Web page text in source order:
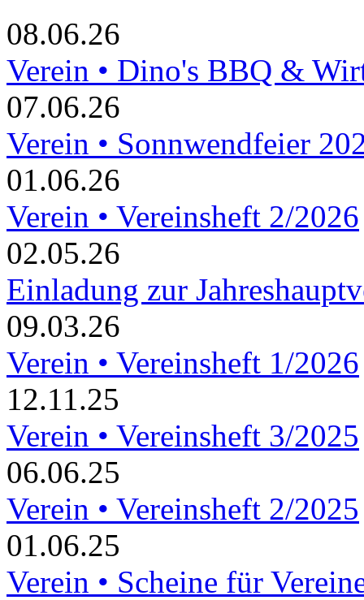
08.06.26
Verein • Dino's BBQ &
07.06.26
Verein • Sonnwendfeier
01.06.26
Verein • Vereinsheft 2/2026
02.05.26
Einladung zur
09.03.26
Verein • Vereinsheft 1/2026
12.11.25
Verein • Vereinsheft 3/2025
06.06.25
Verein • Vereinsheft 2/2025
01.06.25
Verein • Scheine für